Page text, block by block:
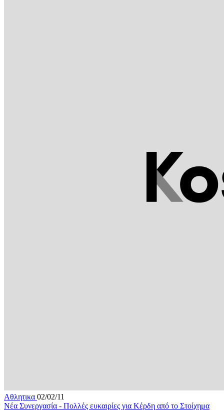
Αθλητικα 02/02/11
Νέα Συνεργασία - Πολλές ευκαιρίες για Κέρδη από το Στοίχημα